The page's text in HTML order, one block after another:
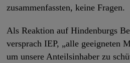
zusammenfassten, keine Fragen.
Als Reaktion auf Hindenburgs
versprach IEP, „alle geeigneten
um unsere Anteilsinhaber zu